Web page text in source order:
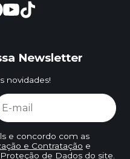
Newsletter
novidades!
e concordo com as
e Contratação e
de Dadosdo site.